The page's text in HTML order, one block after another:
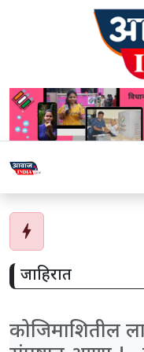
bolt
जाहिरात
कोजिमाशितील